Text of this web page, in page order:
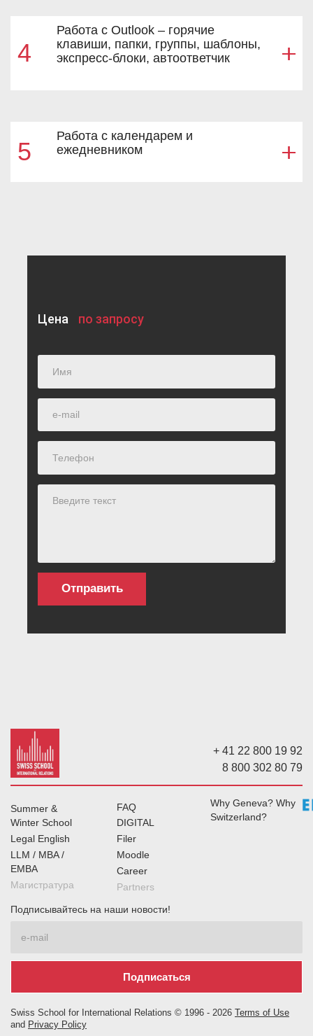
4
Работа с Outlook – горячие
клавиши, папки, группы, шаблоны,
экспресс-блоки, автоответчик
5
Работа с календарем и
ежедневником
Цена по запросу
FAQ
DIGITAL
Filer
Moodle
Career
Partners
Summer &
Winter School
Legal English
LLM / MBA /
EMBA
Магистратура
Why Geneva? Why
Switzerland?
+ 41 22 800 19 92
8 800 302 80 79
Swiss School for International Relations © 1996 - 2026 Terms of Use
and Privacy Policy
Подписывайтесь на наши новости!